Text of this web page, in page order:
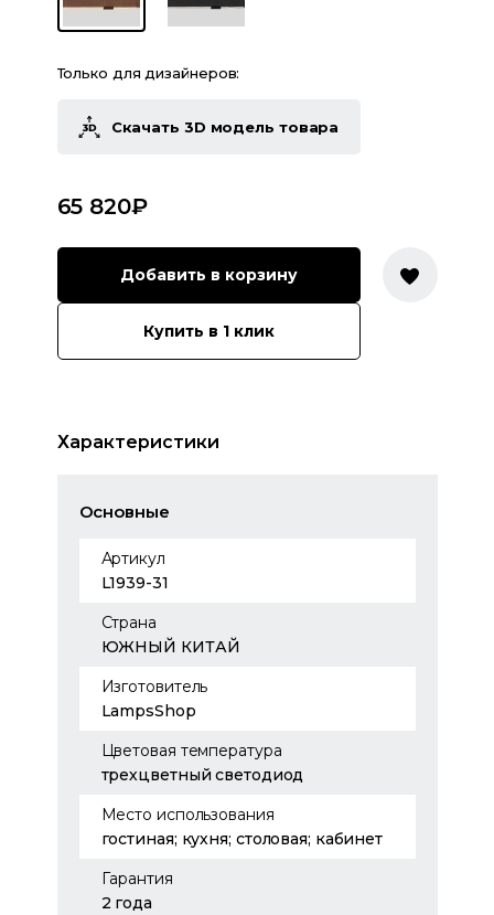
Только для дизайнеров:
Скачать 3D модель товара
65 820₽
Добавить в корзину
Купить в 1 клик
Характеристики
Основные
Артикул
L1939-31
Страна
ЮЖНЫЙ КИТАЙ
Изготовитель
LampsShop
Цветовая температура
трехцветный светодиод
Место использования
гостиная; кухня; столовая; кабинет
Гарантия
2 года